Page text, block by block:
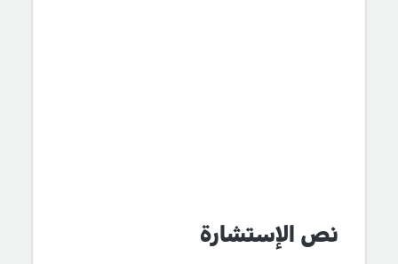
نص الإستشارة